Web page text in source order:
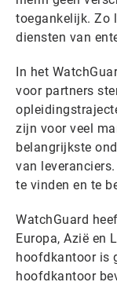
toegankelijk. Zo
diensten van
In het
voor partners
zijn voor veel
belangrijkste
van
te vinden en te
WatchGuard
Europa, Azië en
hoofdkantoor is
hoofdkantoor